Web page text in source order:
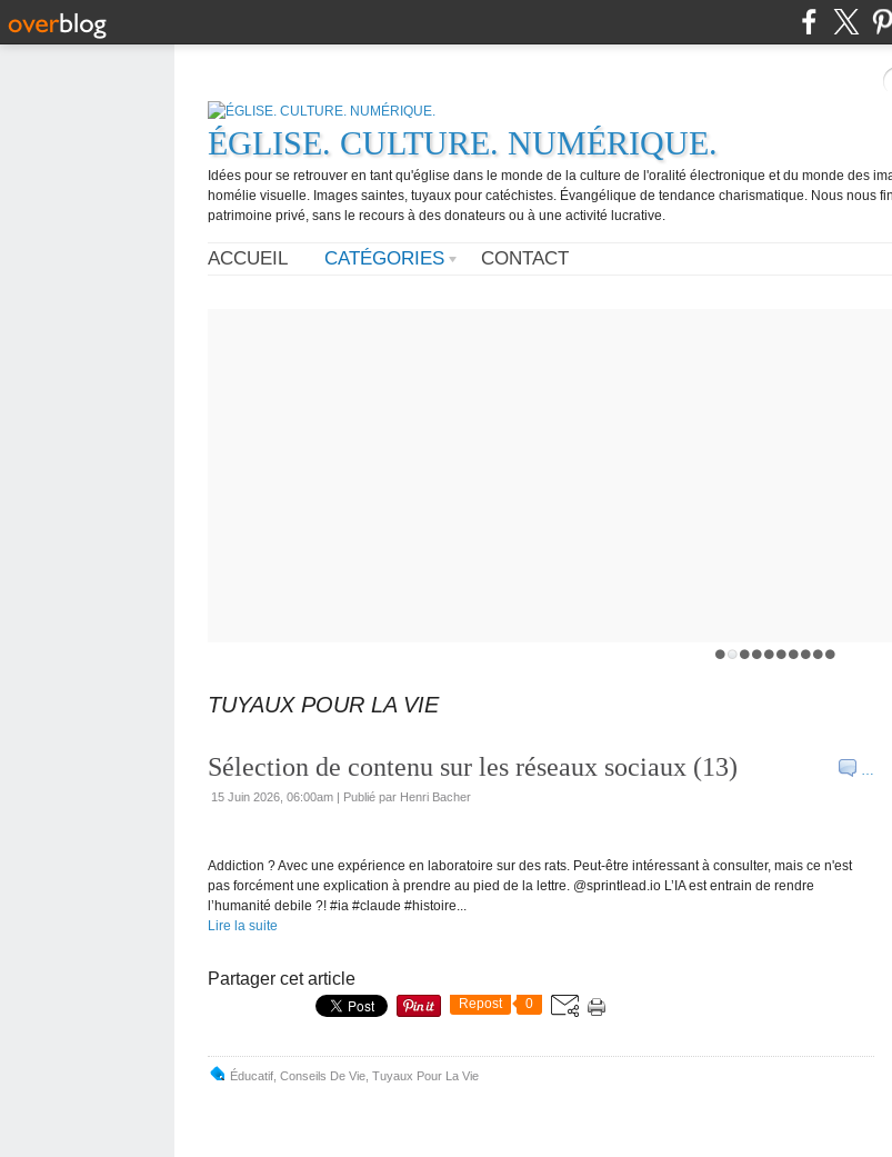
ÉGLISE. CULTURE. NUMÉRIQUE.
Idées pour se retrouver en tant qu'église dans le monde de la culture de l'oralité électronique et du monde des
homélie visuelle. Images saintes, tuyaux pour catéchistes. Évangélique de tendance charismatique. Nous nous
patrimoine privé, sans le recours à des donateurs ou à une activité lucrative.
ACCUEIL CATÉGORIES CONTACT
TUYAUX POUR LA VIE
…
Sélection de contenu sur les réseaux sociaux (13)
15 Juin 2026, 06:00am | Publié par Henri Bacher
Addiction ? Avec une expérience en laboratoire sur des rats. Peut-être intéressant à consulter, mais ce n'est
pas forcément une explication à prendre au pied de la lettre. @sprintlead.io L’IA est entrain de rendre
l’humanité debile ?! #ia #claude #histoire...
Lire la suite
Partager cet article
Repost 0
Éducatif Conseils De Vie Tuyaux Pour La Vie